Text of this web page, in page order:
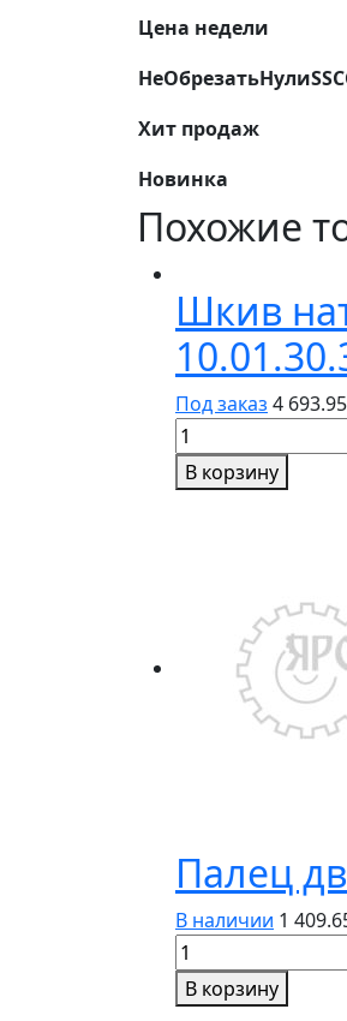
Цена недели
Хит продаж
Новинка
Похожие
Шкив
Под заказ 4 693.95
Количество
товара
Шкив
10.01.30.900А
10.01.30.370
В корзину
Палец
В наличии 1
Количество
товара
Палец
В корзину